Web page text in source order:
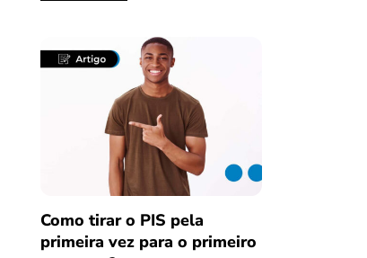
Como tirar o PIS pela
primeira vez para o primeiro